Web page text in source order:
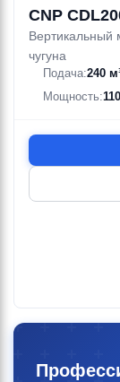
CNP
Вертикальный
чугуна
Подача:240
Мощность: